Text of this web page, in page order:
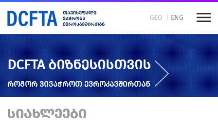
GEO ENG
DCFTA ბიზნესისთვის
როგორ ვივაჭროთ ევროკავშირთან
ᲡᲘᲐᲮᲚᲔᲔᲑᲘ